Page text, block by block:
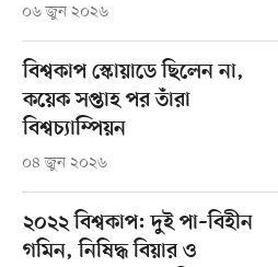
০৬ জুন ২০২৬
বিশ্বকাপ স্কোয়াডে ছিলেন না,
কয়েক সপ্তাহ পর তাঁরা
বিশ্বচ্যাম্পিয়ন
০৪ জুন ২০২৬
২০২২ বিশ্বকাপ: দুই পা–বিহীন
গমিন, নিষিদ্ধ বিয়ার ও